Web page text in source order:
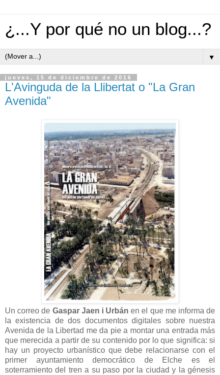
¿...Y por qué no un blog...?
▼
jueves, 15 de diciembre de 2016
L'Avinguda de la Llibertat o "La Gran
Avenida"
Un correo de Gaspar Jaen i Urbán en el que me informa de
la existencia de dos documentos digitales sobre nuestra
Avenida de la Libertad me da pie a montar una entrada más
que merecida a partir de su contenido por lo que significa: si
hay un proyecto urbanístico que debe relacionarse con el
primer ayuntamiento democrático de Elche es el
soterramiento del tren a su paso por la ciudad y la génesis